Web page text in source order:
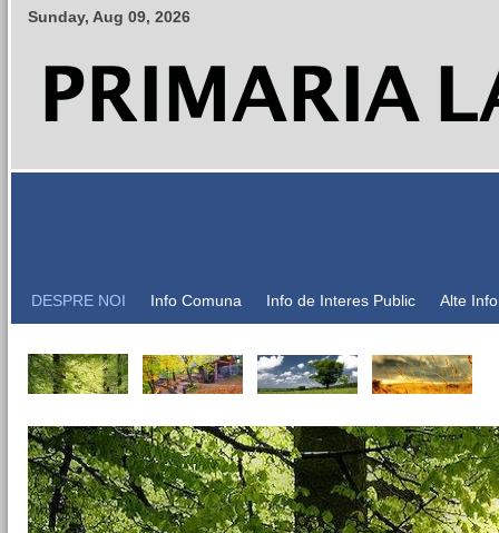
Sunday, Aug 09, 2026
DESPRE NOI Info Comuna Info de Interes Public Alte